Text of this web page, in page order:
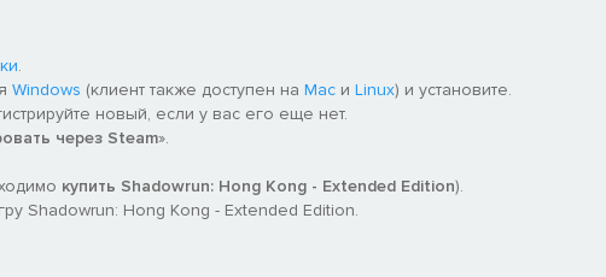
.
Windows (клиент также доступен на Mac и Linux) и установите.
новый, если у вас его еще нет.
через Steam».
купить Shadowrun: Hong Kong - Extended Edition).
Shadowrun: Hong Kong - Extended Edition.